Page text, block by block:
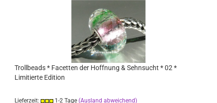
Trollbeads * Facetten der Hoffnung & Sehnsucht * 02 *
Limitierte Edition
Lieferzeit: 1-2 Tage (Ausland abweichend)